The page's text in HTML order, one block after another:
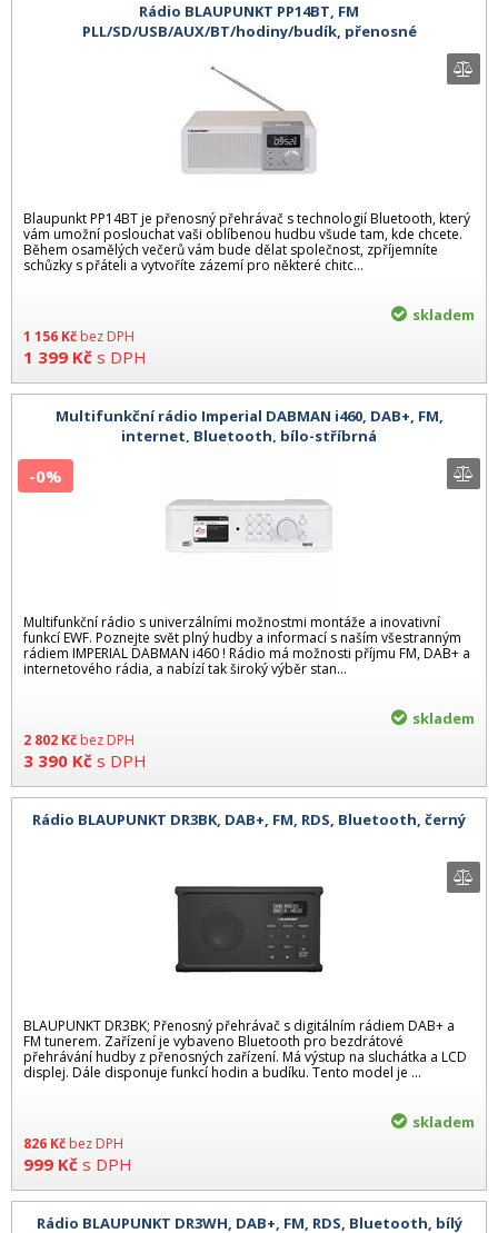
Rádio BLAUPUNKT PP14BT, FM
PLL/SD/USB/AUX/BT/hodiny/budík, přenosné
Blaupunkt PP14BT je přenosný přehrávač s technologií Bluetooth, který
vám umožní poslouchat vaši oblíbenou hudbu všude tam, kde chcete.
Během osamělých večerů vám bude dělat společnost, zpříjemníte
schůzky s přáteli a vytvoříte zázemí pro některé chitc...
1 156 Kč bez DPH
1 399 Kč s DPH
skladem
Multifunkční rádio Imperial DABMAN i460, DAB+, FM,
internet, Bluetooth, bílo-stříbrná
Multifunkční rádio s univerzálními možnostmi montáže a inovativní
funkcí EWF. Poznejte svět plný hudby a informací s naším všestranným
rádiem IMPERIAL DABMAN i460 ! Rádio má možnosti příjmu FM, DAB+ a
internetového rádia, a nabízí tak široký výběr stan...
2 802 Kč bez DPH
3 390 Kč s DPH
-0%
skladem
Rádio BLAUPUNKT DR3BK, DAB+, FM, RDS, Bluetooth, černý
BLAUPUNKT DR3BK; Přenosný přehrávač s digitálním rádiem DAB+ a
FM tunerem. Zařízení je vybaveno Bluetooth pro bezdrátové
přehrávání hudby z přenosných zařízení. Má výstup na sluchátka a LCD
displej. Dále disponuje funkcí hodin a budíku. Tento model je ...
826 Kč bez DPH
999 Kč s DPH
skladem
Rádio BLAUPUNKT DR3WH, DAB+, FM, RDS, Bluetooth, bílý